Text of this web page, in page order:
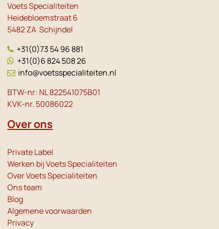
Voets Specialiteiten
Heidebloemstraat 6
5482 ZA Schijndel
+31(0)73 54 96 881
+31(0)6 824 508 26
info@voetsspecialiteiten.nl
BTW-nr: NL 822541075B01
KVK-nr. 50086022
Over ons
Private Label
Werken bij Voets Specialiteiten
Over Voets Specialiteiten
Ons team
Blog
Algemene voorwaarden
Privacy